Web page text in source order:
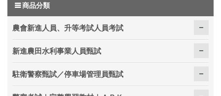
商品分類
農會新進人員、升等考試人員考試
新進農田水利事業人員甄試
駐衛警察甄試／停車場管理員甄試